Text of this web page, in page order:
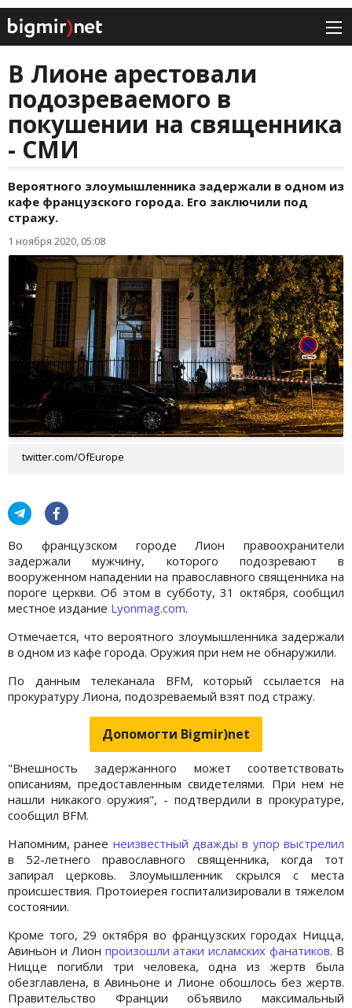
В Лионе арестовали
подозреваемого в
покушении на священника
- СМИ
Вероятного злоумышленника задержали в одном из
кафе французского города. Его заключили под
стражу.
1 ноября 2020, 05:08
twitter.com/OfEurope
Во французском городе Лион правоохранители
задержали мужчину, которого подозревают в
вооруженном нападении на православного священника на
пороге церкви. Об этом в субботу, 31 октября, сообщил
местное издание Lyonmag.com.
Отмечается, что вероятного злоумышленника задержали
в одном из кафе города. Оружия при нем не обнаружили.
По данным телеканала BFM, который ссылается на
прокуратуру Лиона, подозреваемый взят под стражу.
Допомогти Bigmir)net
"Внешность задержанного может соответствовать
описаниям, предоставленным свидетелями. При нем не
нашли никакого оружия", - подтвердили в прокуратуре,
сообщил BFM.
Напомним, ранее неизвестный дважды в упор выстрелил
в 52-летнего православного священника, когда тот
запирал церковь. Злоумышленник скрылся с места
происшествия. Протоиерея госпитализировали в тяжелом
состоянии.
Кроме того, 29 октября во французских городах Ницца,
Авиньон и Лион произошли атаки исламских фанатиков. В
Ницце погибли три человека, одна из жертв была
обезглавлена, в Авиньоне и Лионе обошлось без жертв.
Правительство Франции объявило максимальный